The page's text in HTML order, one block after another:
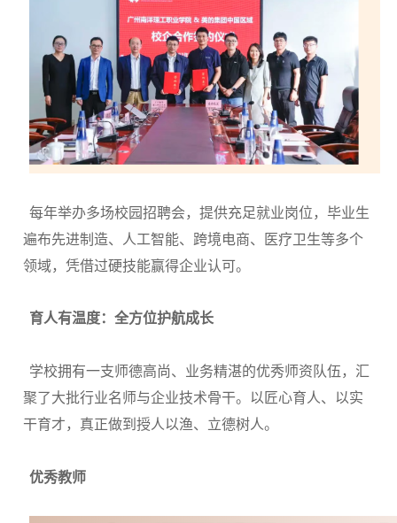
每年举办多场校园招聘会，提供充足就业岗位，毕业生
遍布先进制造、人工智能、跨境电商、医疗卫生等多个
领域，凭借过硬技能赢得企业认可。
育人有温度：全方位护航成长
学校拥有一支师德高尚、业务精湛的优秀师资队伍，汇
聚了大批行业名师与企业技术骨干。以匠心育人、以实
干育才，真正做到授人以渔、立德树人。
优秀教师